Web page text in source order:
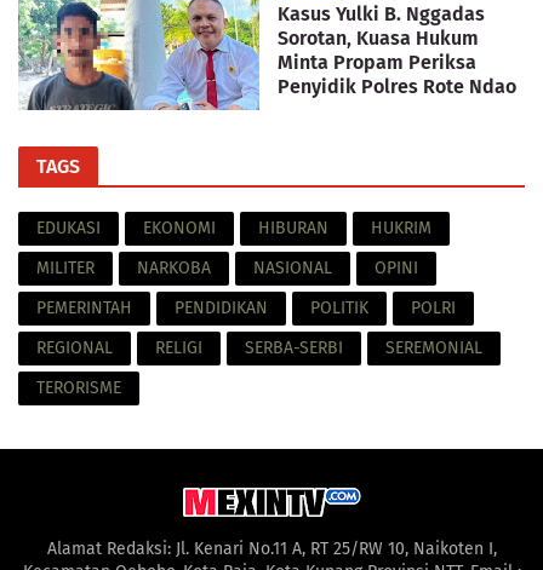
Kasus Yulki B. Nggadas
Sorotan, Kuasa Hukum
Minta Propam Periksa
Penyidik Polres Rote Ndao
TAGS
EDUKASI EKONOMI HIBURAN
HUKRIM
MILITER
NARKOBA NASIONAL
OPINI
PEMERINTAH
PENDIDIKAN POLITIK
POLRI
REGIONAL
RELIGI SERBA-SERBI
SEREMONIAL
TERORISME
Alamat Redaksi: Jl. Kenari No.11 A, RT 25/RW 10, Naikoten I,